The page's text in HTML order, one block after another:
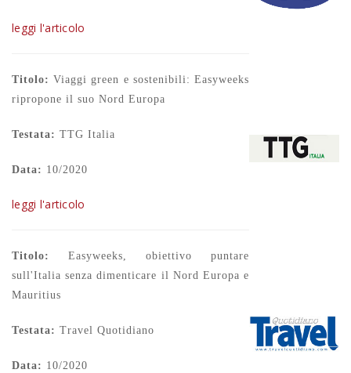
leggi l'articolo
Titolo:Viaggi green e sostenibili: Easyweeks
ripropone il suo Nord Europa
Testata: TTG Italia
Data: 10/2020
leggi l'articolo
Titolo:
Easyweeks, obiettivo puntare
sull'Italia senza dimenticare il Nord Europa e
Mauritius
Testata: Travel Quotidiano
Data: 10/2020